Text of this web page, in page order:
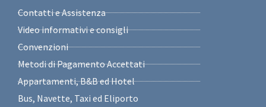
Contatti e Assistenza
Video informativi e consigli
Convenzioni
Metodi di Pagamento Accettati
Appartamenti, B&B ed Hotel
Bus, Navette, Taxi ed Eliporto